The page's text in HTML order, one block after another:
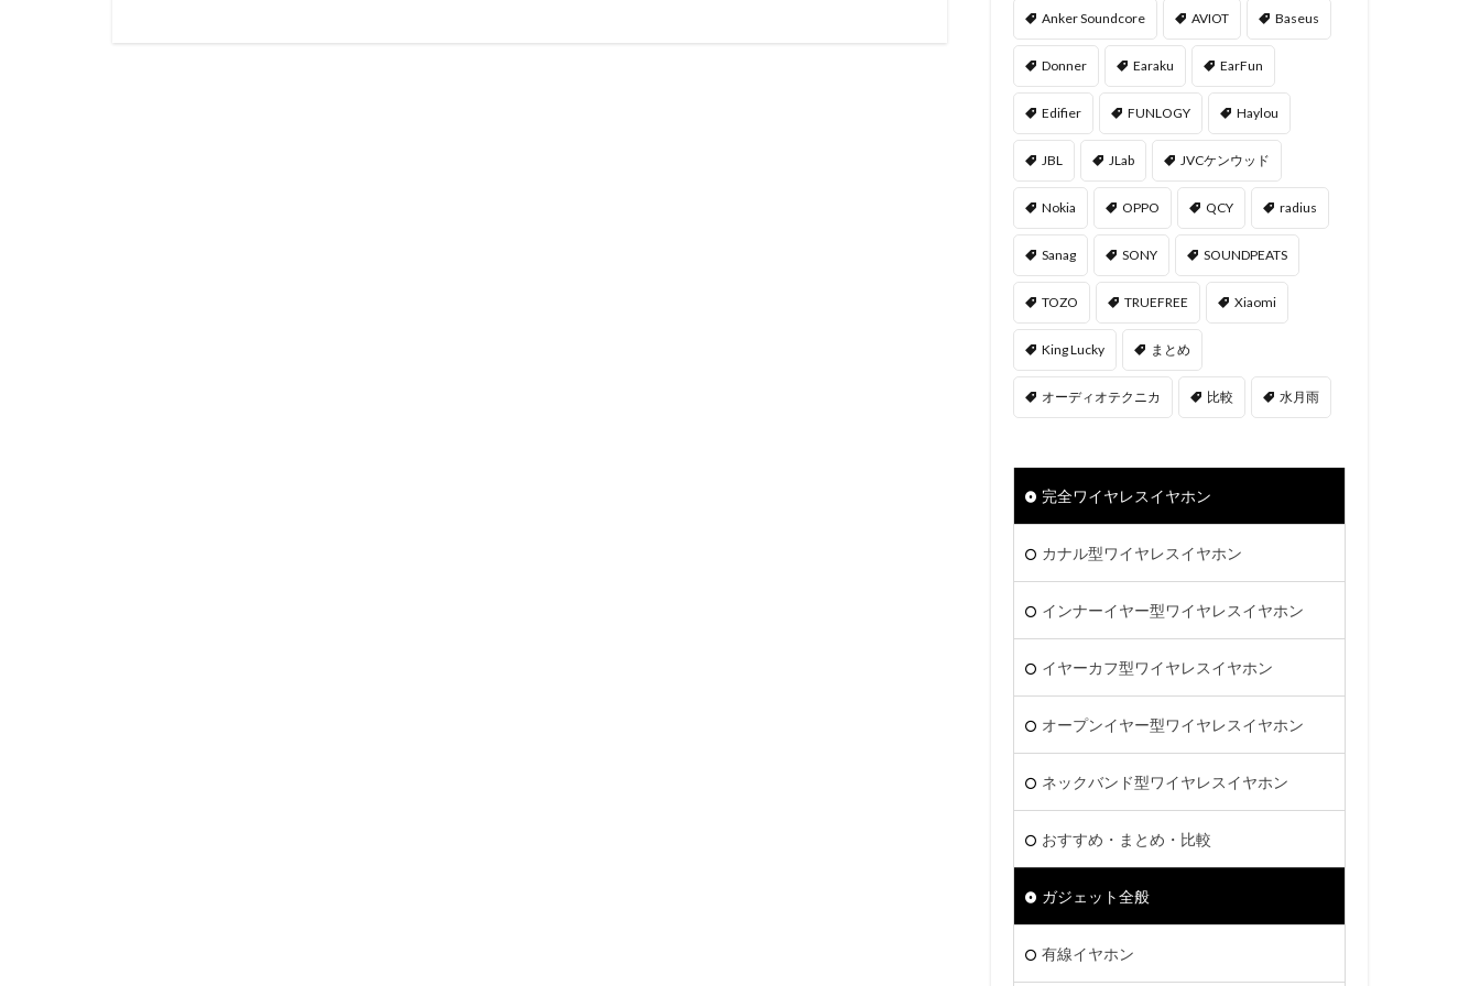
Anker Soundcore AVIOT Baseus
Donner Earaku EarFun
Edifier FUNLOGY Haylou
JBL JLab JVCケンウッド
Nokia OPPO QCY radius
Sanag SONY SOUNDPEATS
TOZO TRUEFREE Xiaomi
‎King Lucky まとめ
オーディオテクニカ 比較 水月雨
完全ワイヤレスイヤホン
カナル型ワイヤレスイヤホン
インナーイヤー型ワイヤレスイヤホン
イヤーカフ型ワイヤレスイヤホン
オープンイヤー型ワイヤレスイヤホン
ネックバンド型ワイヤレスイヤホン
おすすめ・まとめ・比較
ガジェット全般
有線イヤホン